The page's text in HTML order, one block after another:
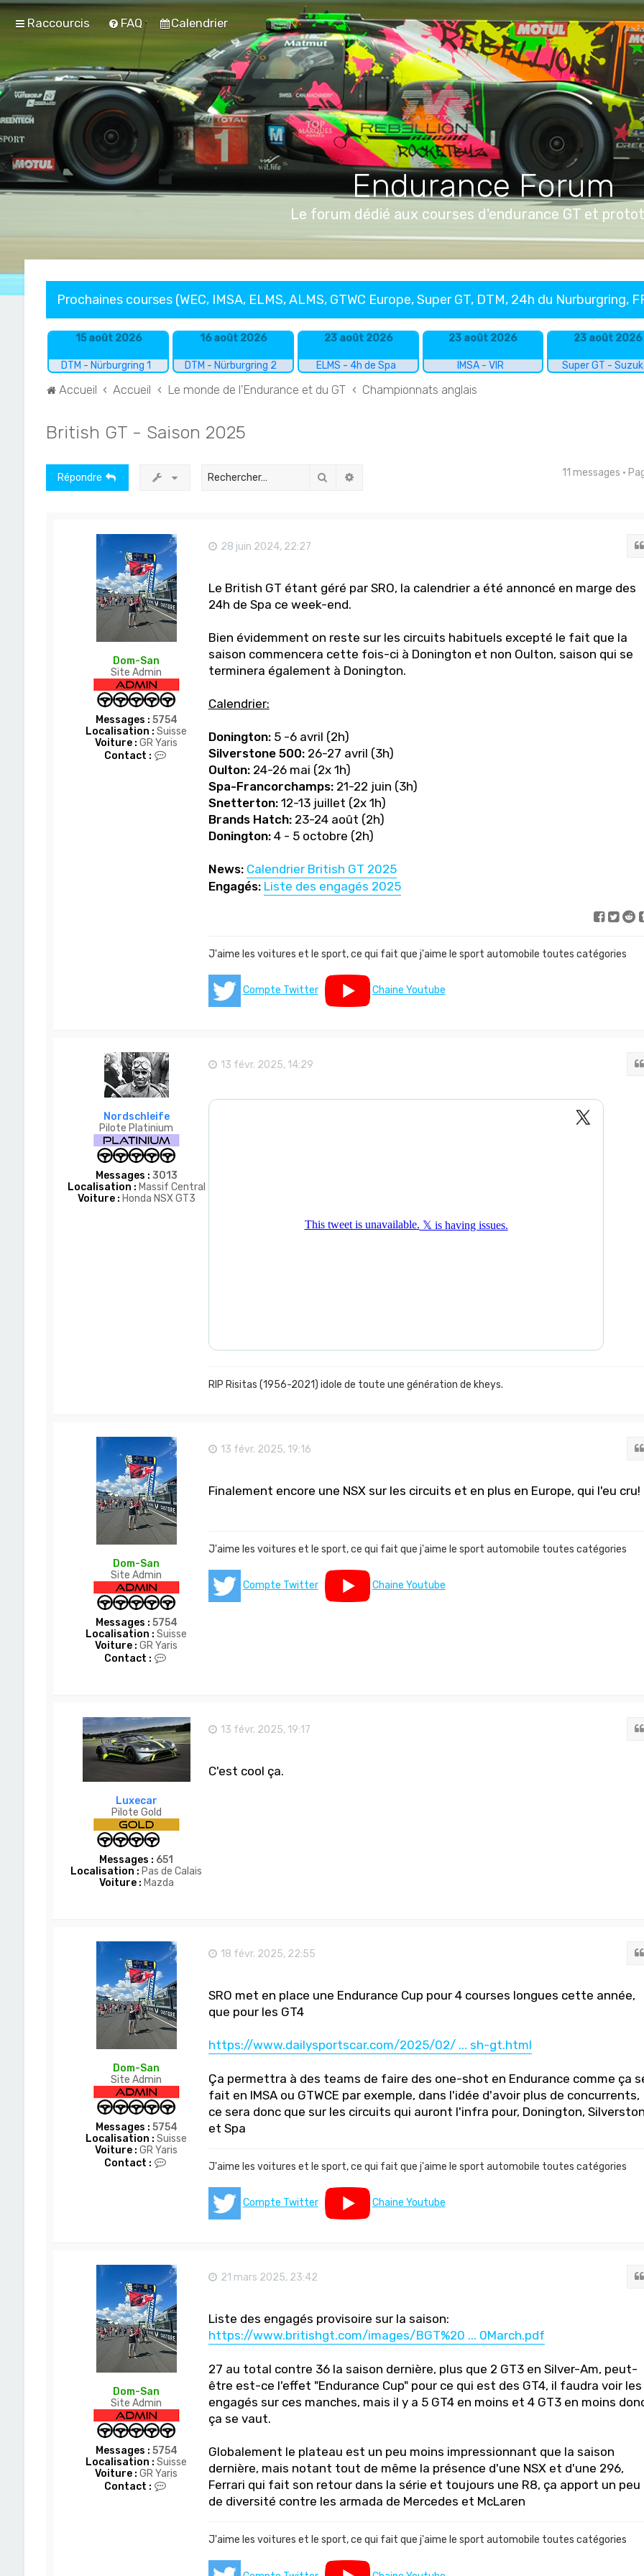
Raccourcis FAQ Calendrier
Endurance Forum
Le forum dédié aux courses d'endurance GT et
Prochaines courses (WEC, IMSA, ELMS, ALMS, GTWC Europe, Super GT, DTM, 24h du Nurburgring,
15 août 2026
DTM - Nürburgring 1
16 août 2026
DTM - Nürburgring 2
23 août 2026
ELMS - 4h de Spa
23 août 2026
IMSA - VIR
23 août 2026
Super GT -
Accueil Accueil Le monde de l'Endurance et du GT Championnats anglais
British GT - Saison 2025
Répondre Rechercher 11 messages •
Dom-San
Site Admin
Messages : 5754
Localisation : Suisse
Voiture : GR Yaris
Contact :
28 juin 2024, 22:27
Le British GT étant géré par SRO, la calendrier a été annoncé en marge des
24h de Spa ce week-end.
Bien évidemment on reste sur les circuits habituels excepté le fait que la
saison commencera cette fois-ci à Donington et non Oulton, saison qui se
terminera également à Donington.
Calendrier:
Donington:5 -6 avril (2h)
Silverstone 500:26-27 avril (3h)
Oulton:24-26 mai (2x 1h)
Spa-Francorchamps:21-22 juin (3h)
Snetterton:12-13 juillet (2x 1h)
Brands Hatch:23-24 août (2h)
Donington:4 - 5 octobre (2h)
News: Calendrier British GT 2025
Engagés: Liste des engagés 2025
J'aime les voitures et le sport, ce qui fait que j'aime le sport automobile toutes catégories
Compte Twitter
Chaine Youtube
Nordschleife
Pilote Platinium
Messages : 3013
Localisation : Massif Central
Voiture : Honda NSX GT3
13 févr. 2025, 14:29
RIP Risitas (1956-2021) idole de toute une génération de kheys.
Dom-San
Site Admin
Messages : 5754
Localisation : Suisse
Voiture : GR Yaris
Contact :
t
e
r
D
m
a
n
13 févr. 2025, 19:16
Finalement encore une NSX sur les circuits et en plus en Europe, qui l'eu cru!
J'aime les voitures et le sport, ce qui fait que j'aime le sport automobile toutes catégories
Compte Twitter Chaine Youtube
Luxecar
Pilote Gold
Messages : 651
Localisation : Pas de Calais
Voiture : Mazda
13 févr. 2025, 19:17
C'est cool ça.
Dom-San
Site Admin
Messages : 5754
Localisation : Suisse
Voiture : GR Yaris
Contact :
D
o
m
S
a
n
18 févr. 2025, 22:55
SRO met en place une Endurance Cup pour 4 courses longues cette année,
que pour les GT4
https://www.dailysportscar.com/2025/02/ ... sh-gt.html
Ça permettra à des teams de faire des one-shot en Endurance comme ça
fait en IMSA ou GTWCE par exemple, dans l'idée d'avoir plus de concurrents,
ce sera donc que sur les circuits qui auront l'infra pour, Donington,
et Spa
J'aime les voitures et le sport, ce qui fait que j'aime le sport automobile toutes catégories
Compte Twitter
Chaine Youtube
Dom-San
Site Admin
Messages : 5754
Localisation : Suisse
Voiture : GR Yaris
Contact :
21 mars 2025, 23:42
Liste des engagés provisoire sur la saison:
https://www.britishgt.com/images/BGT%20 ... 0March.pdf
27 au total contre 36 la saison dernière, plus que 2 GT3 en Silver-Am, peut-
être est-ce l'effet "Endurance Cup" pour ce qui est des GT4, il faudra voir les
engagés sur ces manches, mais il y a 5 GT4 en moins et 4 GT3 en moins
ça se vaut.
Globalement le plateau est un peu moins impressionnant que la saison
dernière, mais notant tout de même la présence d'une NSX et d'une 296,
Ferrari qui fait son retour dans la série et toujours une R8, ça apport un peu
de diversité contre les armada de Mercedes et McLaren
J'aime les voitures et le sport, ce qui fait que j'aime le sport automobile toutes catégories